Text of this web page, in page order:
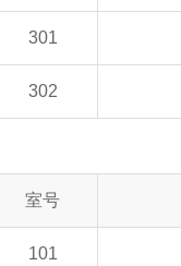
301
302
室号
101